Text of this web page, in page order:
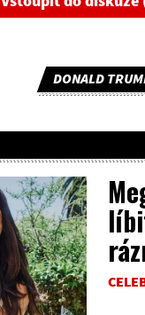
DONALD